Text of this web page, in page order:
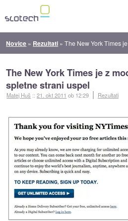
Novice » Rezultati »The New York Times je z
The New York Times je z
spletne strani uspel
Matej Huš ::21. okt 2011 ob 12:29 Rezultati